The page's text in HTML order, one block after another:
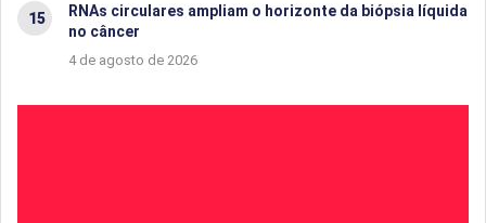
RNAs circulares ampliam o horizonte da biópsia líquida
no câncer
4 de agosto de 2026